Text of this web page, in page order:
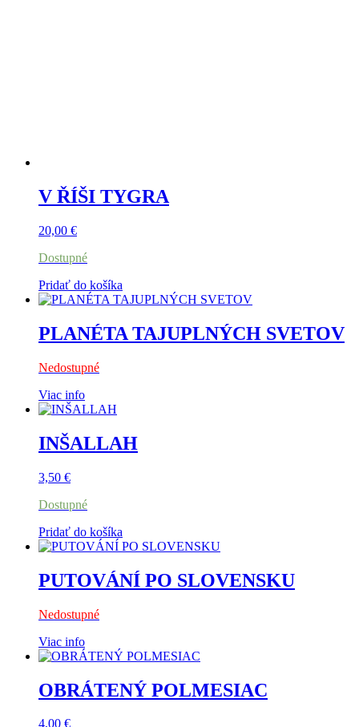
V ŘÍŠI TYGRA
20,00 €
Dostupné
Pridať do košíka
PLANÉTA TAJUPLNÝCH SVETOV
Nedostupné
Viac info
INŠALLAH
3,50 €
Dostupné
Pridať do košíka
PUTOVÁNÍ PO SLOVENSKU
Nedostupné
Viac info
OBRÁTENÝ POLMESIAC
4,00 €